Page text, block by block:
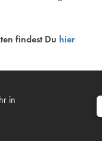
findest Du hier
in